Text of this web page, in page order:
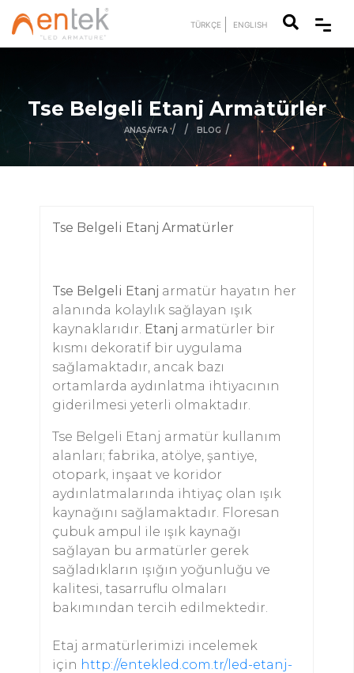
TÜRKÇE ENGLISH
Tse Belgeli Etanj Armatürler
ANASAYFA/ / BLOG /
Tse Belgeli Etanj Armatürler
Tse Belgeli Etanj armatür hayatın her
alanında kolaylık sağlayan ışık
kaynaklarıdır. Etanj armatürler bir
kısmı dekoratif bir uygulama
sağlamaktadır, ancak bazı
ortamlarda aydınlatma ihtiyacının
giderilmesi yeterli olmaktadır.
Tse Belgeli Etanj armatür kullanım
alanları; fabrika, atölye, şantiye,
otopark, inşaat ve koridor
aydınlatmalarında ihtiyaç olan ışık
kaynağını sağlamaktadır. Floresan
çubuk ampul ile ışık kaynağı
sağlayan bu armatürler gerek
sağladıkların ışığın yoğunluğu ve
kalitesi, tasarruflu olmaları
bakımından tercih edilmektedir.
Etaj armatürlerimizi incelemek
için http://entekled.com.tr/led-etanj-